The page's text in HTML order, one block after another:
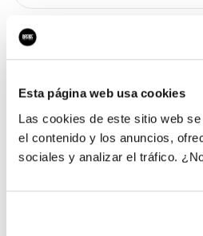
Esta página web usa cookies
Las cookies de este sitio web
el contenido y los anuncios,
sociales y analizar el tráfico.
SALAS INSONORIZADAS
Sin
resultados